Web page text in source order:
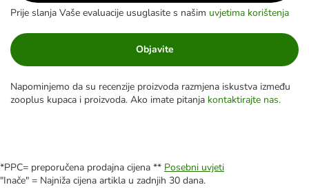
Prije slanja Vaše evaluacije usuglasite s našim uvjetima korištenja
Objavite
Napominjemo da su recenzije proizvoda razmjena iskustva između
zooplus kupaca i proizvoda. Ako imate pitanja kontaktirajte nas.
*PPC= preporučena prodajna cijena ** Posebni uvjeti
"Inače" = Najniža cijena artikla u zadnjih 30 dana.